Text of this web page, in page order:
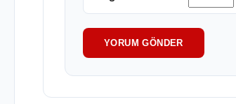
YORUM GÖNDER